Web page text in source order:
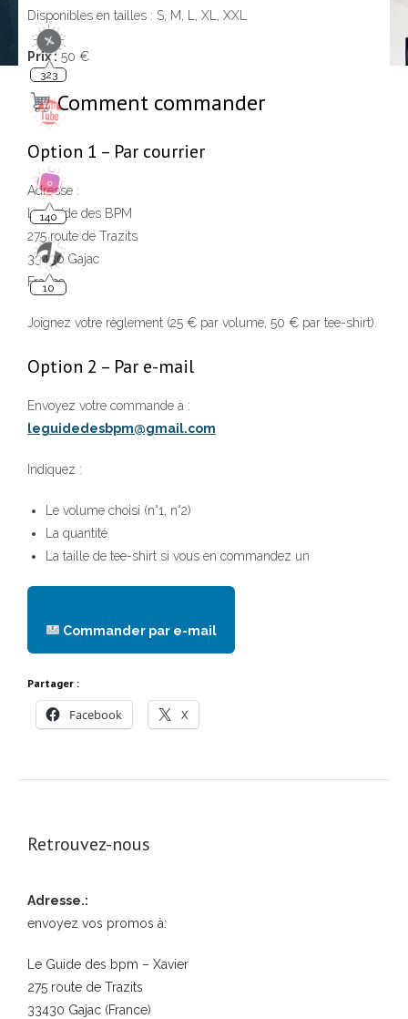
Disponibles en tailles : S, M, L, XL, XXL
Prix :50 €
Comment commander
Option 1 – Par courrier
Adresse :
Le Guide des BPM
275 route de Trazits
33430 Gajac
France
Joignez votre règlement (25 € par volume, 50 € par tee-shirt).
Option 2 – Par e-mail
Envoyez votre commande à :
leguidedesbpm@gmail.com
Indiquez :
Le volume choisi (n°1, n°2)
La quantité
La taille de tee-shirt si vous en commandez un
Commander par e-mail
Partager :
Facebook X
Retrouvez-nous
Adresse.:
envoyez vos promos à:
Le Guide des bpm – Xavier
275 route de Trazits
33430 Gajac (France)
323
140
10